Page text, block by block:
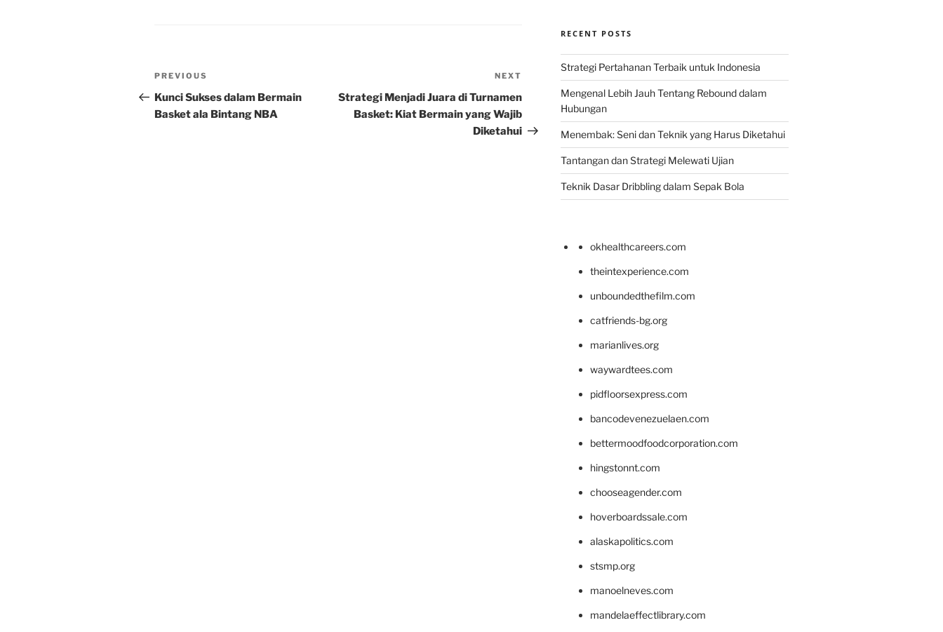
Post
navigation
Previous
Post
PREVIOUS
Kunci Sukses dalam Bermain
Basket ala Bintang NBA
Post
NEXT
Strategi Menjadi Juara di Turnamen
Basket: Kiat Bermain yang Wajib
Diketahui
RECENT POSTS
Strategi Pertahanan Terbaik untuk Indonesia
Mengenal Lebih Jauh Tentang Rebound dalam
Hubungan
Menembak: Seni dan Teknik yang Harus Diketahui
Tantangan dan Strategi Melewati Ujian
Teknik Dasar Dribbling dalam Sepak Bola
okhealthcareers.com
theintexperience.com
unboundedthefilm.com
catfriends-bg.org
marianlives.org
waywardtees.com
pidfloorsexpress.com
bancodevenezuelaen.com
bettermoodfoodcorporation.com
hingstonnt.com
chooseagender.com
hoverboardssale.com
alaskapolitics.com
stsmp.org
manoelneves.com
mandelaeffectlibrary.com